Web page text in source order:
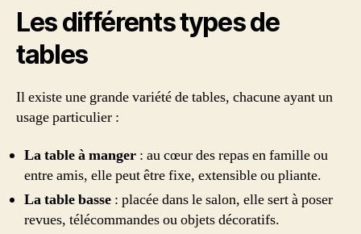
Les différents types de
tables
Il existe une grande variété de tables, chacune ayant un
usage particulier :
La table à manger : au cœur des repas en famille ou
entre amis, elle peut être fixe, extensible ou pliante.
La table basse : placée dans le salon, elle sert à poser
revues, télécommandes ou objets décoratifs.